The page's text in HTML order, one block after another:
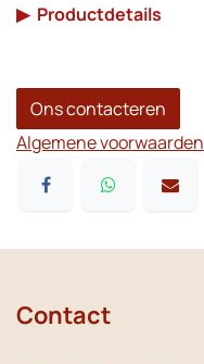
▶ Productdetails
Ons contacteren
Algemene voorwaarden
Contact